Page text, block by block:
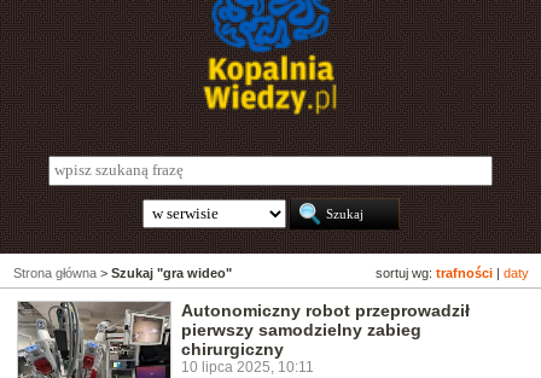
sortuj wg: trafności daty
Strona główna > Szukaj "gra wideo"
Autonomiczny robot przeprowadził
pierwszy samodzielny zabieg
chirurgiczny
10 lipca 2025, 10:11